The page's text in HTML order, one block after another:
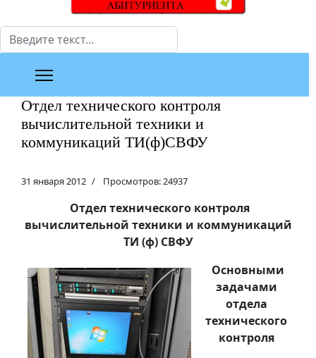
Поиск
Отдел технического контроля
вычислительной техники и
коммуникаций ТИ(ф)СВФУ
31 января 2012 Просмотров: 24937
Отдел технического контроля
вычислительной техники и коммуникаций
ТИ (ф) СВФУ
Основными
задачами
отдела
технического
контроля